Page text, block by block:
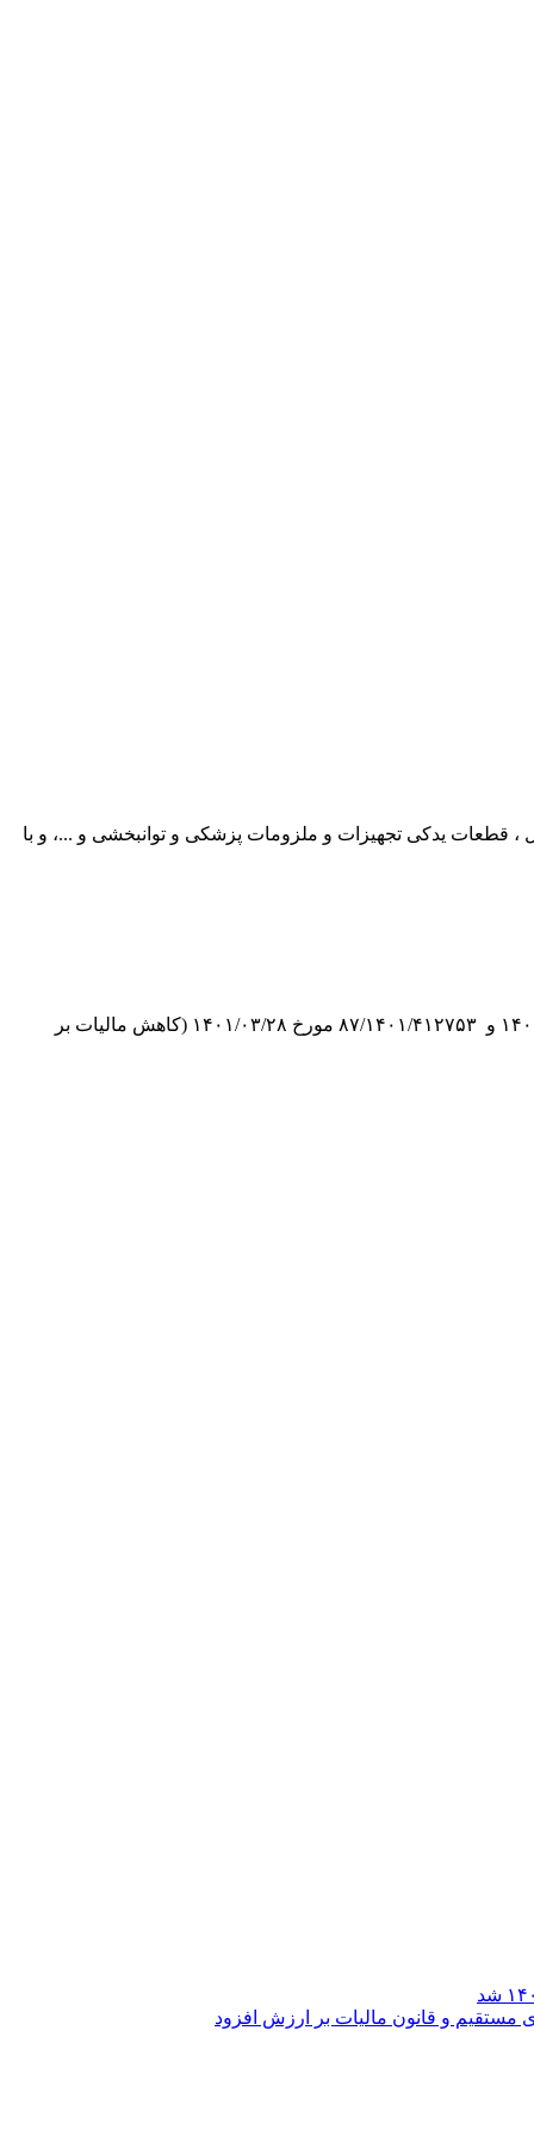
دارو ، شیر خشک اطفال ، قطعات یدکی تجهیزات و ملزومات پزشکی و توانبخشی و ...، و با
پیرو بخشنامه های شماره ۷۷/۱۴۰۰/۵۳۲۸۹۴ مورخ ۱۴۰۰/۰۴/۲۲ (ابلاغ قانون مالیات بر ارزش افزوده) ، ۳۶۵/۱۴۰۰/۱۸۲۲۳۵۷ مورخ ۱۴۰۰/۱۲/۲۸ و ۸۷/۱۴۰۱/۴۱۲۷۵۳ مورخ ۱۴۰۱/۰۳/۲۸ (کاهش مالیات بر
و قانون مالیات بر ارزش افزود